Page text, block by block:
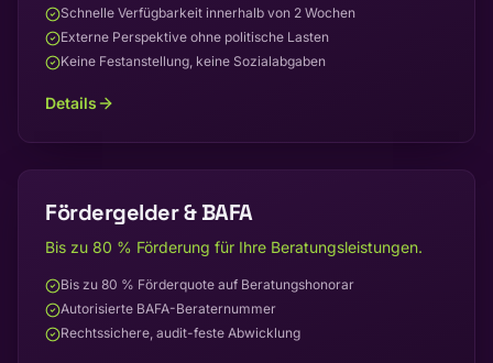
Schnelle Verfügbarkeit innerhalb von 2 Wochen
Externe Perspektive ohne politische Lasten
Keine Festanstellung, keine Sozialabgaben
Details
Fördergelder & BAFA
Bis zu 80 % Förderung für Ihre Beratungsleistungen.
Bis zu 80 % Förderquote auf Beratungshonorar
Autorisierte BAFA-Beraternummer
Rechtssichere, audit-feste Abwicklung